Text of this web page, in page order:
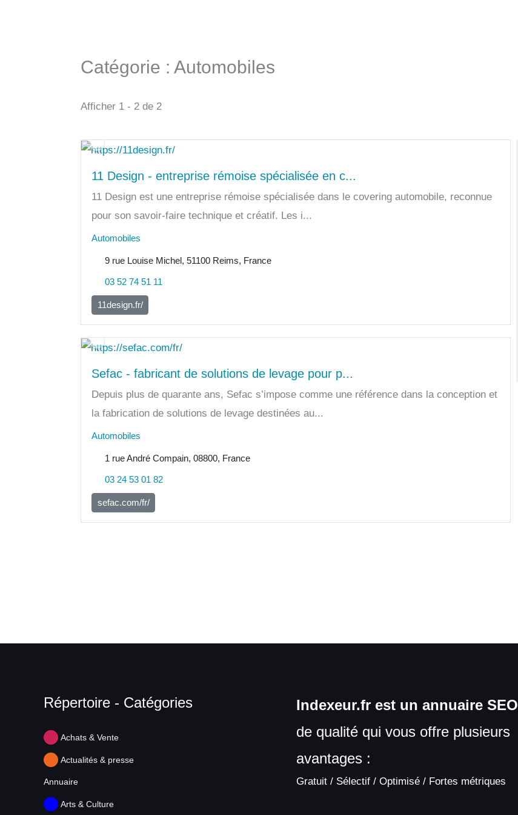
Catégorie : Automobiles
Afficher 1 - 2 de 2
11 Design - entreprise rémoise spécialisée en c...
11 Design est une entreprise rémoise spécialisée dans le covering automobile, reconnue
pour son savoir-faire technique et créatif. Les i...
Automobiles
9 rue Louise Michel, 51100 Reims, France
03 52 74 51 11
11design.fr/
Sefac - fabricant de solutions de levage pour p...
Depuis plus de quarante ans, Sefac s’impose comme une référence dans la conception et
la fabrication de solutions de levage destinées au...
Automobiles
1 rue André Compain, 08800, France
03 24 53 01 82
sefac.com/fr/
Répertoire - Catégories
Achats & Vente
Actualités & presse
Annuaire
Arts & Culture
Indexeur.fr est un annuaire SEO
de qualité qui vous offre plusieurs
avantages :
Gratuit / Sélectif / Optimisé / Fortes métriques